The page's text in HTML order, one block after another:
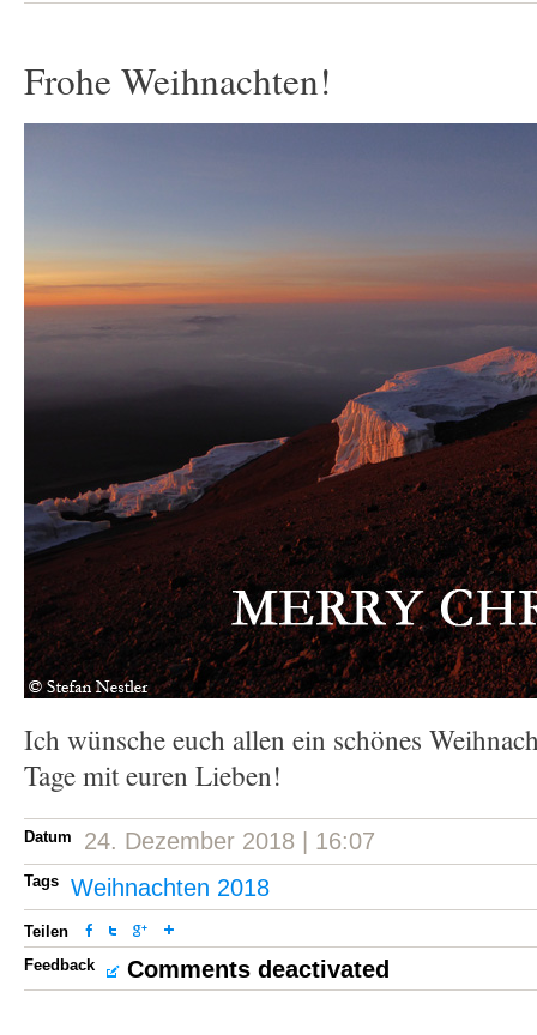
Frohe Weihnachten!
Ich wünsche euch allen ein schönes
Tage mit euren Lieben!
Datum 24. Dezember 2018 | 16:07
Tags Weihnachten 2018
Teilen
Feedback
Comments deactivated